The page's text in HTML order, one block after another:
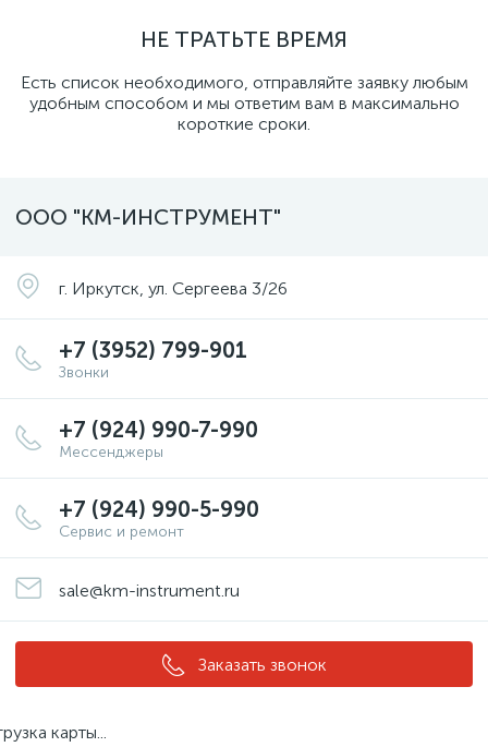
НЕ ТРАТЬТЕ ВРЕМЯ
Есть список необходимого, отправляйте заявку любым
удобным способом и мы ответим вам в максимально
короткие сроки.
ООО "КМ-ИНСТРУМЕНТ"
г. Иркутск, ул. Сергеева 3/26
+7 (3952) 799-901
Звонки
+7 (924) 990-7-990
Мессенджеры
+7 (924) 990-5-990
Сервис и ремонт
sale@km-instrument.ru
Заказать звонок
карты...